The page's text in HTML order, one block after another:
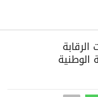
الوطنية